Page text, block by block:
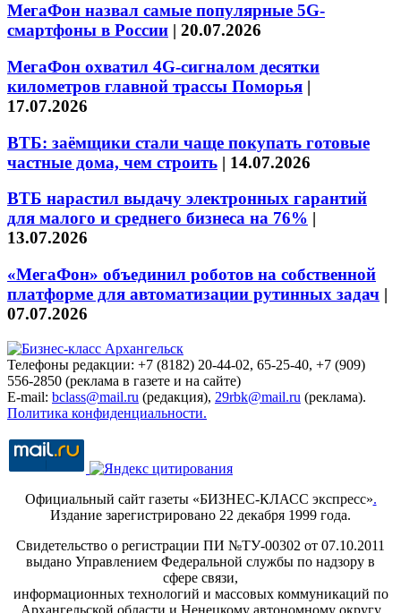
МегаФон назвал самые популярные 5G-
смартфоны в России | 20.07.2026
МегаФон охватил 4G-сигналом десятки
километров главной трассы Поморья |
17.07.2026
ВТБ: заёмщики стали чаще покупать готовые
частные дома, чем строить | 14.07.2026
ВТБ нарастил выдачу электронных гарантий
для малого и среднего бизнеса на 76% |
13.07.2026
«МегаФон» объединил роботов на собственной
платформе для автоматизации рутинных задач |
07.07.2026
Телефоны редакции: +7 (8182) 20-44-02, 65-25-40, +7 (909)
556-2850 (реклама в газете и на сайте)
E-mail: bclass@mail.ru (редакция), 29rbk@mail.ru (реклама).
Политика конфиденциальности.
Официальный сайт газеты «БИЗНЕС-КЛАСС экспресс».
Издание зарегистрировано 22 декабря 1999 года.
Свидетельство о регистрации ПИ №ТУ-00302 от 07.10.2011
выдано Управлением Федеральной службы по надзору в
сфере связи,
информационных технологий и массовых коммуникаций по
Архангельской области и Ненецкому автономному округу